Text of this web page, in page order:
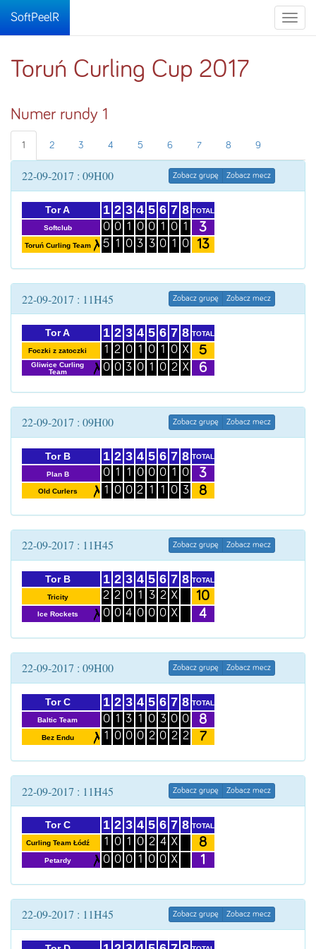
Toggle
SoftPeelR
Toruń Curling Cup 2017
Numer rundy 1
1 2 3 4 5 6 7 8 9
22-09-2017 : 09H00 Zobacz grupę Zobacz mecz
Tor A
Softclub
Toruń Curling Team
1
0
5
2
0
1
3
1
0
4
0
3
5
0
3
6
1
0
7
0
1
8
1
0
TOTAL
3
13
22-09-2017 : 11H45 Zobacz grupę Zobacz mecz
Tor A
Foczki z zatoczki
Gliwice Curling
Team
1
1
0
2
2
0
3
0
3
4
1
0
5
0
1
6
1
0
7
0
2
8
X
X
TOTAL
5
6
22-09-2017 : 09H00 Zobacz grupę Zobacz mecz
Tor B
Plan B
Old Curlers
1
0
1
2
1
0
3
1
0
4
0
2
5
0
1
6
0
1
7
1
0
8
0
3
TOTAL
3
8
22-09-2017 : 11H45 Zobacz grupę Zobacz mecz
Tor B
Tricity
Ice Rockets
1
2
0
2
2
0
3
0
4
4
1
0
5
3
0
6
2
0
7
X
X
8 TOTAL
10
4
22-09-2017 : 09H00 Zobacz grupę Zobacz mecz
Tor C
Baltic Team
Bez Endu
1
0
1
2
1
0
3
3
0
4
1
0
5
0
2
6
3
0
7
0
2
8
0
2
TOTAL
8
7
22-09-2017 : 11H45 Zobacz grupę Zobacz mecz
Tor C
Curling Team Łódź
Petardy
1
1
0
2
0
0
3
1
0
4
0
1
5
2
0
6
4
0
7
X
X
8 TOTAL
8
1
22-09-2017 : 11H45 Zobacz grupę Zobacz mecz